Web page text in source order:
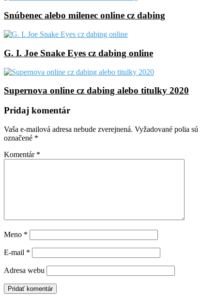
Snúbenec alebo milenec online cz dabing
G. I. Joe Snake Eyes cz dabing online
Supernova online cz dabing alebo titulky 2020
Pridaj komentár
Vaša e-mailová adresa nebude zverejnená. Vyžadované polia sú
označené *
Komentár *
Meno *
E-mail *
Adresa webu